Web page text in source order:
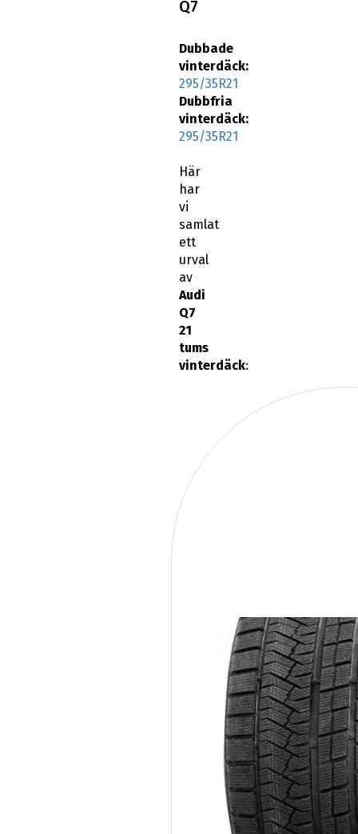
vinterdäck:
295/35R21
Dubbfria
vinterdäck:
295/35R21
har
vi
samlat
ett
urval
av
Audi
Q7
21
tums
vinterdäck